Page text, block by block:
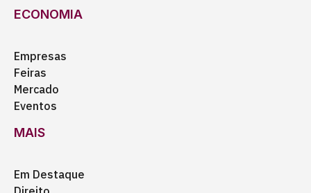
ECONOMIA
Empresas
Feiras
Mercado
Eventos
MAIS
Em Destaque